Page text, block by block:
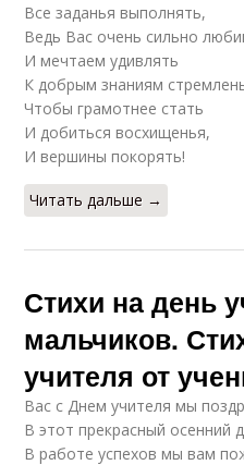
Все заданья выполнять,
Ведь Вас очень сильно
И мечтаем удивлять
К добрым знаниям
Чтобы грамотнее стать
И добиться восхищенья,
И вершины покорять!
Читать дальше →
Стихи на день
мальчиков.
учителя от
Вас с Днем учителя мы
В этот прекрасный осенний
В работе успехов мы вам